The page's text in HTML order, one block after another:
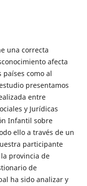
una correcta
afecta
como al
presentamos
entre
y Jurídicas
Infantil sobre
ello a través de un
participante
provincia de
de
ha sido analizar y